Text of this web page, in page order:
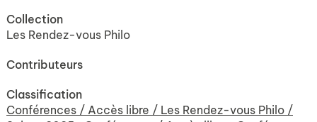
Collection
Les Rendez-vous Philo
Contributeurs
Classification
Conférences / Accès libre / Les Rendez-vous Philo /